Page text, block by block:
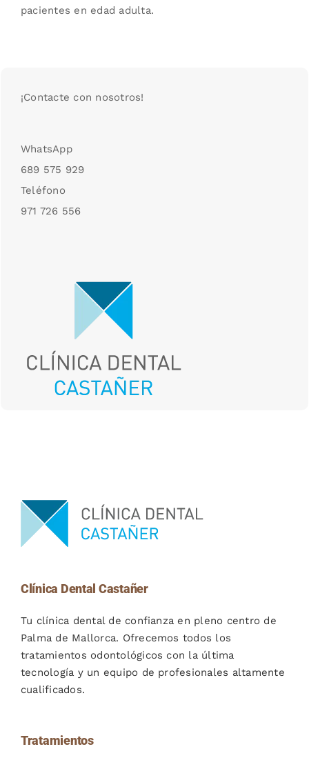
pacientes en edad adulta.
¡Contacte con nosotros!
WhatsApp
689 575 929
Teléfono
971 726 556
Clínica Dental Castañer
Tu clínica dental de confianza en pleno centro de
Palma de Mallorca. Ofrecemos todos los
tratamientos odontológicos con la última
tecnología y un equipo de profesionales altamente
cualificados.
Tratamientos